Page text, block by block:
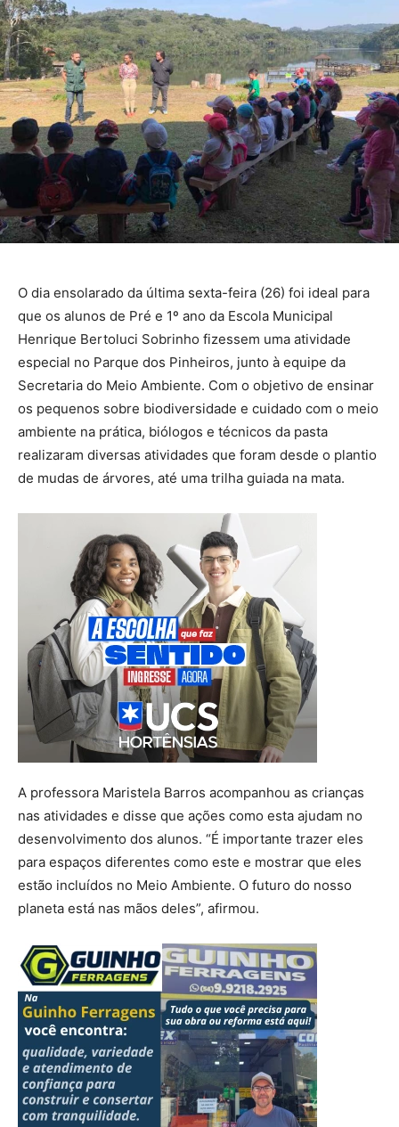
O dia ensolarado da última sexta-feira (26) foi ideal para
que os alunos de Pré e 1º ano da Escola Municipal
Henrique Bertoluci Sobrinho fizessem uma atividade
especial no Parque dos Pinheiros, junto à equipe da
Secretaria do Meio Ambiente. Com o objetivo de ensinar
os pequenos sobre biodiversidade e cuidado com o meio
ambiente na prática, biólogos e técnicos da pasta
realizaram diversas atividades que foram desde o plantio
de mudas de árvores, até uma trilha guiada na mata.
A professora Maristela Barros acompanhou as crianças
nas atividades e disse que ações como esta ajudam no
desenvolvimento dos alunos. “É importante trazer eles
para espaços diferentes como este e mostrar que eles
estão incluídos no Meio Ambiente. O futuro do nosso
planeta está nas mãos deles”, afirmou.